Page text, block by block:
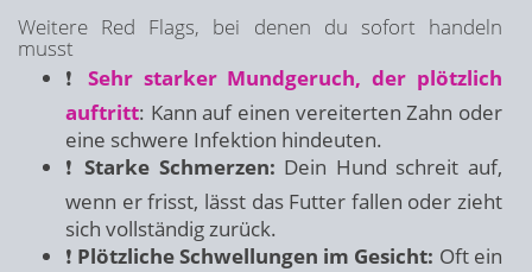
Weitere Red Flags, bei denen du sofort handeln
musst
❗ Sehr starker Mundgeruch, der plötzlich
auftritt: Kann auf einen vereiterten Zahn oder
eine schwere Infektion hindeuten.
❗Starke Schmerzen: Dein Hund schreit auf,
wenn er frisst, lässt das Futter fallen oder zieht
sich vollständig zurück.
❗ Plötzliche Schwellungen im Gesicht: Oft ein